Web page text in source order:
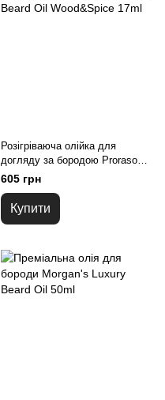
Розігріваюча олійка для
догляду за бородою Proraso
Beard Oil Wood&Spice 17ml
605 грн
Купити